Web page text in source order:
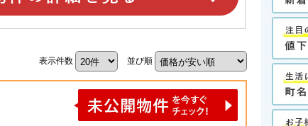
表示件数 並び順